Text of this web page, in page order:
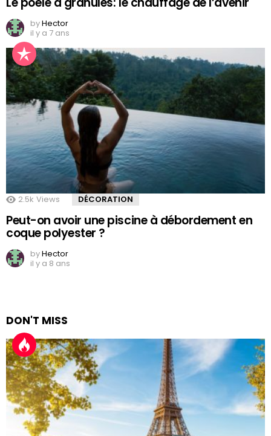
byHector
il y a 7 ans
2.5k Views DÉCORATION
Peut-on avoir une piscine à débordement en
coque polyester ?
byHector
il y a 8 ans
DON'T MISS